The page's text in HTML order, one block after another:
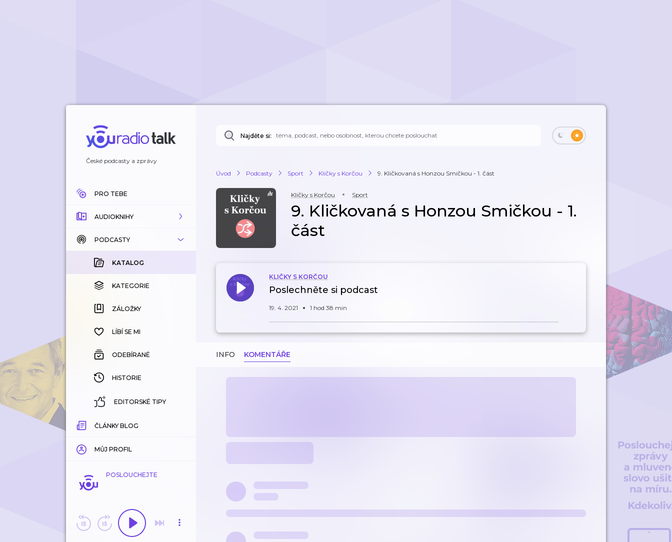
České podcasty a zprávy
PRO TEBE
AUDIOKNIHY
KATALOG
KOUPENÉ
KATEGORIE
ZÁLOŽKY
HISTORIE
PODCASTY
KATALOG
KATEGORIE
ZÁLOŽKY
LÍBÍ SE MI
ODEBÍRANÉ
HISTORIE
EDITORSKÉ TIPY
ČLÁNKY BLOG
MŮJ PROFIL
POSLOUCHEJTE
Najděte si:
Úvod Podcasty Sport Kličky s Korčou 9. Kličkovaná s Honzou Smičkou - 1. část
Kličky s Korčou Sport
9. Kličkovaná s Honzou Smičkou - 1.
část
KLIČKY S KORČOU
Poslechněte si podcast
19. 4. 2021 1 hod 38 min
INFO KOMENTÁŘE